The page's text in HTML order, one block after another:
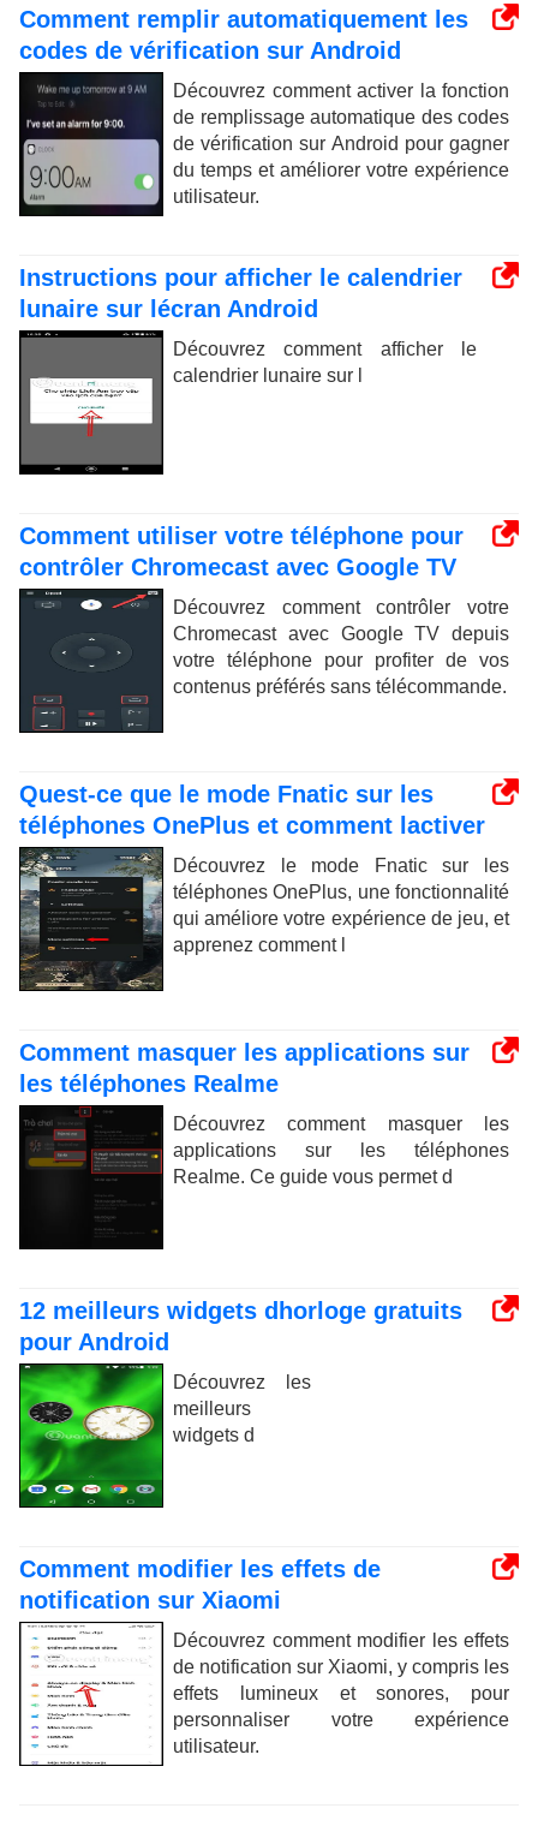
Comment remplir automatiquement les
codes de vérification sur Android
Découvrez comment activer la fonction
de remplissage automatique des codes
de vérification sur Android pour gagner
du temps et améliorer votre expérience
utilisateur.
Instructions pour afficher le calendrier
lunaire sur lécran Android
Découvrez comment afficher le
calendrier lunaire sur l
Comment utiliser votre téléphone pour
contrôler Chromecast avec Google TV
Découvrez comment contrôler votre
Chromecast avec Google TV depuis
votre téléphone pour profiter de vos
contenus préférés sans télécommande.
Quest-ce que le mode Fnatic sur les
téléphones OnePlus et comment lactiver
Découvrez le mode Fnatic sur les
téléphones OnePlus, une fonctionnalité
qui améliore votre expérience de jeu, et
apprenez comment l
Comment masquer les applications sur
les téléphones Realme
Découvrez comment masquer les
applications sur les téléphones
Realme. Ce guide vous permet d
12 meilleurs widgets dhorloge gratuits
pour Android
Découvrez les
meilleurs
widgets d
Comment modifier les effets de
notification sur Xiaomi
Découvrez comment modifier les effets
de notification sur Xiaomi, y compris les
effets lumineux et sonores, pour
personnaliser votre expérience
utilisateur.